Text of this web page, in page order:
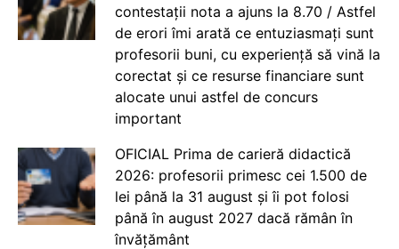
contestații nota a ajuns la 8.70 / Astfel
de erori îmi arată ce entuziasmați sunt
profesorii buni, cu experiență să vină la
corectat și ce resurse financiare sunt
alocate unui astfel de concurs
important
OFICIAL Prima de carieră didactică
2026: profesorii primesc cei 1.500 de
lei până la 31 august și îi pot folosi
până în august 2027 dacă rămân în
învățământ